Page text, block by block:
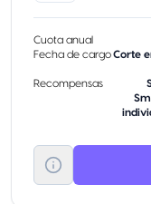
Cuota anual
Fecha de cargoCorte
Recompensas